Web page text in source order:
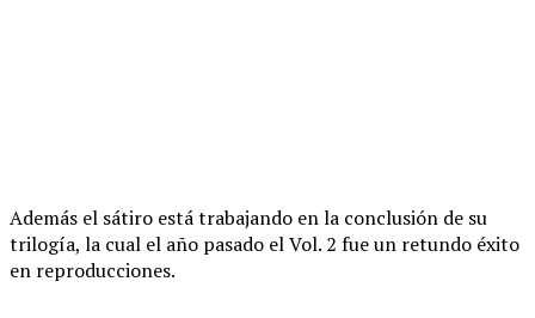
Además el sátiro está trabajando en la conclusión de su
trilogía, la cual el año pasado el Vol. 2 fue un retundo éxito
en reproducciones.